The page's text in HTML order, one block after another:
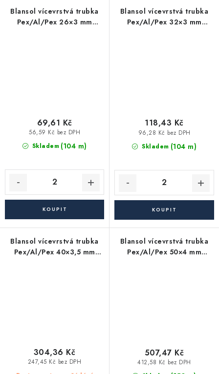
Blansol vícevrstvá trubka
Pex/Al/Pex 26×3 mm
Skladem (104 m)
56,59 Kč bez DPH
69,61 Kč
Blansol vícevrstvá trubka
Pex/Al/Pex 32×3 mm
Skladem (104 m)
96,28 Kč bez DPH
118,43 Kč
Blansol vícevrstvá trubka
Pex/Al/Pex 40×3,5 mm
247,45 Kč bez DPH
304,36 Kč
Blansol vícevrstvá trubka
Pex/Al/Pex 50×4 mm
412,58 Kč bez DPH
507,47 Kč